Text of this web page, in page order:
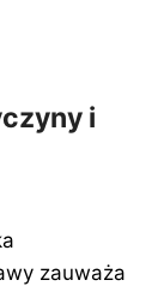
i
zauważa